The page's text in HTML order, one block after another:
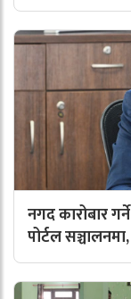
नगद कारोबार
पोर्टल